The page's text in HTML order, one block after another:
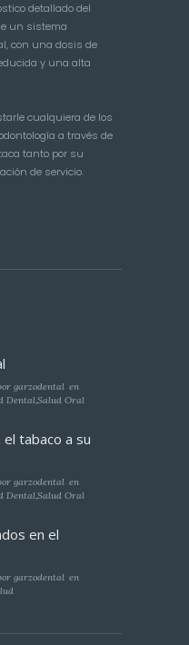
detallado del
un sistema
con una dosis de
y una alta
cualquiera de los
a través de
tanto por su
de servicio.
garzodental en
Dental,Salud Oral
el tabaco a su
garzodental en
Dental,Salud Oral
en el
garzodental en